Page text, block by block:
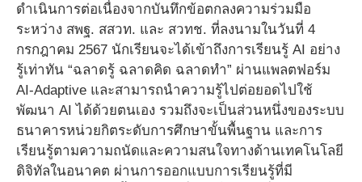
ดำเนินการต่อเนื่องจากบันทึกข้อตกลงความร่วมมือ
ระหว่าง สพฐ. สสวท. และ สวทช. ที่ลงนามในวันที่ 4
กรกฎาคม 2567 นักเรียนจะได้เข้าถึงการเรียนรู้ AI อย่าง
รู้เท่าทัน “ฉลาดรู้ ฉลาดคิด ฉลาดทำ” ผ่านแพลตฟอร์ม
AI-Adaptive และสามารถนำความรู้ไปต่อยอดไปใช้
พัฒนา AI ได้ด้วยตนเอง รวมถึงจะเป็นส่วนหนึ่งของระบบ
ธนาคารหน่วยกิตระดับการศึกษาขั้นพื้นฐาน และการ
เรียนรู้ตามความถนัดและความสนใจทางด้านเทคโนโลยี
ดิจิทัลในอนาคต ผ่านการออกแบบการเรียนรู้ที่มี